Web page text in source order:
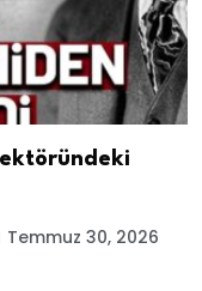
Temmuz 30, 2026